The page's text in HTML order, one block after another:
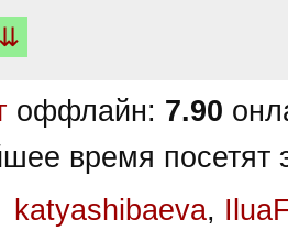
оффлайн: 7.90
время посетят
katyashibaeva,